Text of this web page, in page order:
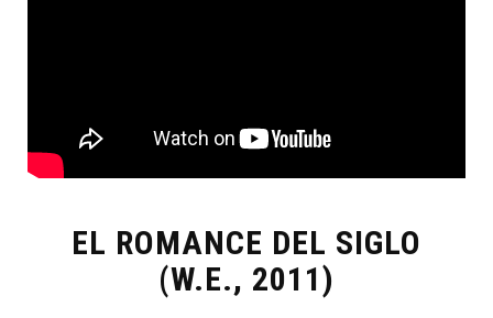
EL ROMANCE DEL SIGLO
(W.E., 2011)